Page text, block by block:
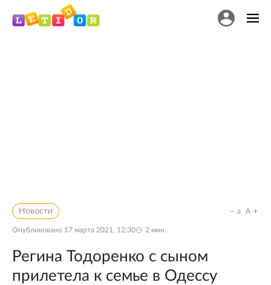
Новости
Опубликовано 17 марта 2021, 12:30 2 мин.
a A
Регина Тодоренко с сыном
прилетела к семье в Одессу